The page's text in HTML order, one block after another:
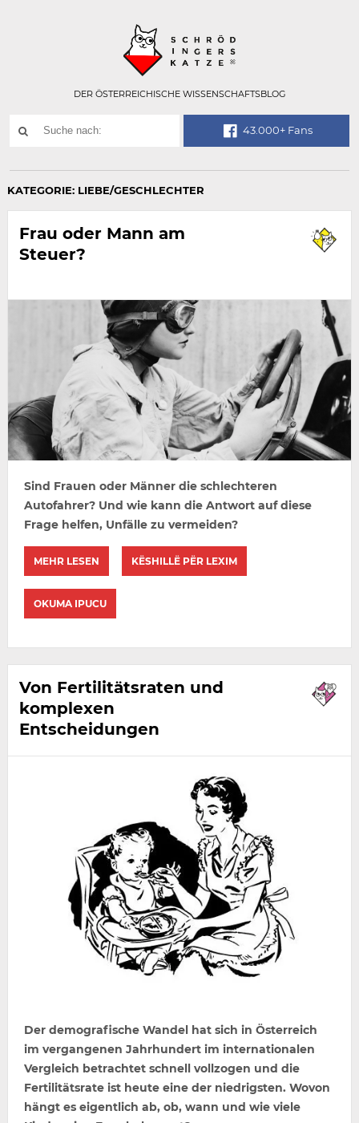
DER ÖSTERREICHISCHE WISSENSCHAFTSBLOG
SUCHE
43.000+ Fans
KATEGORIE: LIEBE/GESCHLECHTER
Frau oder Mann am
Steuer?
Sind Frauen oder Männer die schlechteren
Autofahrer? Und wie kann die Antwort auf diese
Frage helfen, Unfälle zu vermeiden?
MEHR LESEN KËSHILLË PËR LEXIM
OKUMA IPUCU
Von Fertilitätsraten und
komplexen
Entscheidungen
Der demografische Wandel hat sich in Österreich
im vergangenen Jahrhundert im internationalen
Vergleich betrachtet schnell vollzogen und die
Fertilitätsrate ist heute eine der niedrigsten. Wovon
hängt es eigentlich ab, ob, wann und wie viele